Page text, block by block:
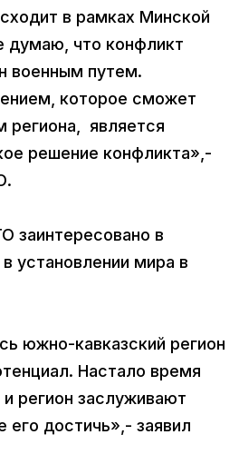
в рамках Минской
думаю, что конфликт
военным путем.
которое сможет
региона, является
решение конфликта»,-
заинтересовано в
в установлении мира в
южно-кавказский регион
Настало время
регион заслуживают
достичь»,- заявил